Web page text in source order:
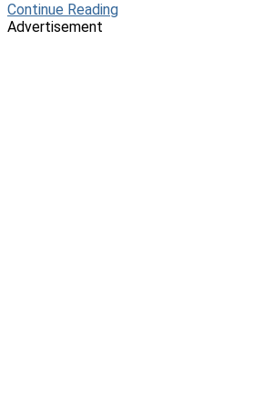
Continue Reading
Advertisement